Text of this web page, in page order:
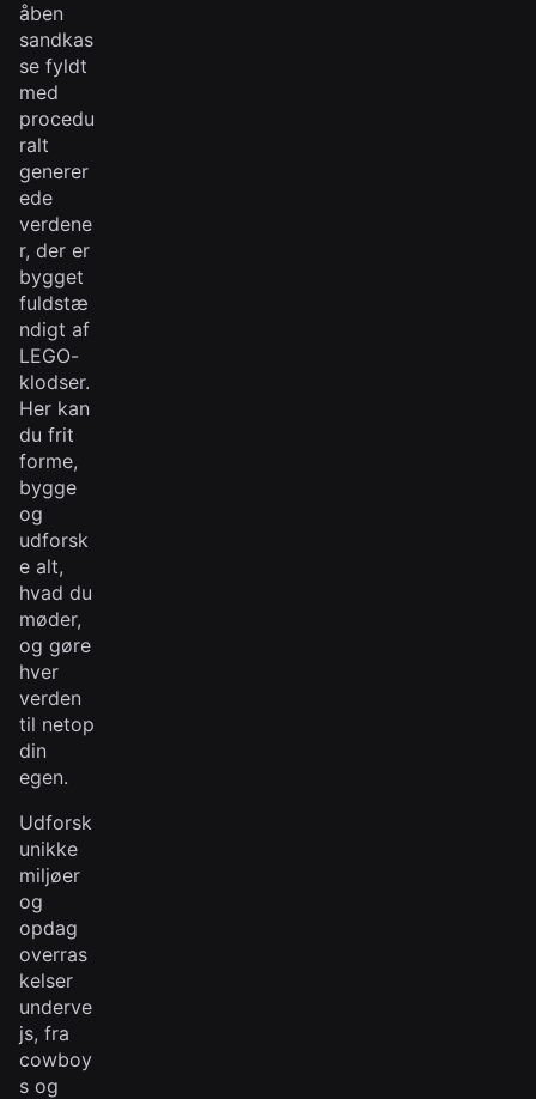
åben
sandkas
se fyldt
med
procedu
ralt
generer
ede
verdene
r, der er
bygget
fuldstæ
ndigt af
LEGO-
klodser.
Her kan
du frit
forme,
bygge
og
udforsk
e alt,
hvad du
møder,
og gøre
hver
verden
til netop
din
egen.
Udforsk
unikke
miljøer
og
opdag
overras
kelser
underve
js, fra
cowboy
s og